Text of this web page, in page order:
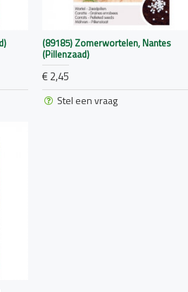
(89185) Zomerwortelen, Nantes
(Pillenzaad)
€ 2,45
Stel een vraag